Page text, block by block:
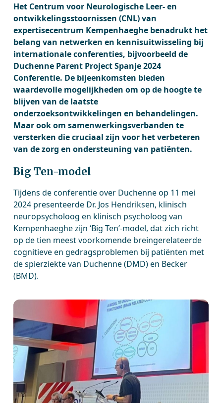
Het Centrum voor Neurologische Leer- en
ontwikkelingsstoornissen (CNL) van
expertisecentrum Kempenhaeghe benadrukt het
belang van netwerken en kennisuitwisseling bij
internationale conferenties, bijvoorbeeld de
Duchenne Parent Project Spanje 2024
Conferentie. De bijeenkomsten bieden
waardevolle mogelijkheden om op de hoogte te
blijven van de laatste
onderzoeksontwikkelingen en behandelingen.
Maar ook om samenwerkingsverbanden te
versterken die cruciaal zijn voor het verbeteren
van de zorg en ondersteuning van patiënten.
Big Ten-model
Tijdens de conferentie over Duchenne op 11 mei
2024 presenteerde Dr. Jos Hendriksen, klinisch
neuropsycholoog en klinisch psycholoog van
Kempenhaeghe zijn ‘Big Ten’-model, dat zich richt
op de tien meest voorkomende breingerelateerde
cognitieve en gedragsproblemen bij patiënten met
de spierziekte van Duchenne (DMD) en Becker
(BMD).